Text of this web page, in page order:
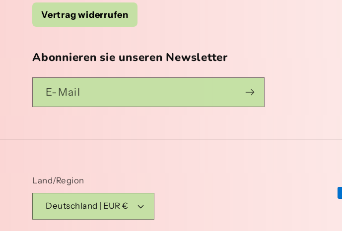
Vertrag widerrufen
Abonnieren sie unseren Newsletter
E-Mail
Land/Region
Deutschland | EUR €